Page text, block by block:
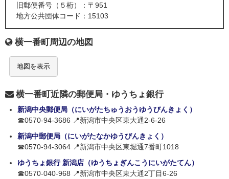
旧郵便番号（５桁）：〒951
地方公共団体コード：15103
横一番町周辺の地図
地図を表示
横一番町近隣の郵便局・ゆうちょ銀行
新潟中央郵便局（にいがたちゅうおうゆうびんきょく）
☎0570-94-3686 📍新潟市中央区東大通2-6-26
新潟中郵便局（にいがたなかゆうびんきょく）
☎0570-94-3064 📍新潟市中央区東堀通7番町1018
ゆうちょ銀行 新潟店（ゆうちょぎんこうにいがたてん）
☎0570-040-968 📍新潟市中央区東大通2丁目6-26